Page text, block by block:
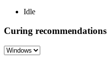
Idle
Curing recommendations